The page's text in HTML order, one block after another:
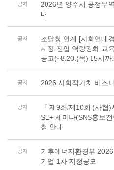
공지
2026년 양주시 공정무
내
공지
조달청 연계 [사회연대
시장 진입 역량강화 교
공고(~8.20.(목) 15시까..
공지 2026 사회적가치 비즈
공지
『 제9회/제10회 (사협
SE+ 세미나(SNS홍보
청 안내
공지
기후에너지환경부
기업 1차 지정공모